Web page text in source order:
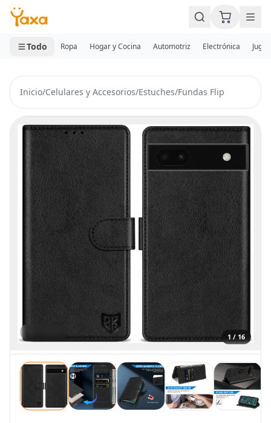
MINI CARRITO
0 productos
Todo Ropa Hogar y Cocina Automotriz Electrónica
Inicio/Celulares y Accesorios/Estuches/Fundas Flip
1 / 16